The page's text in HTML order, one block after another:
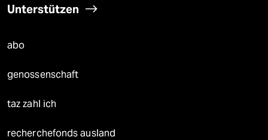
Unterstützen
abo
genossenschaft
taz zahl ich
recherchefonds ausland